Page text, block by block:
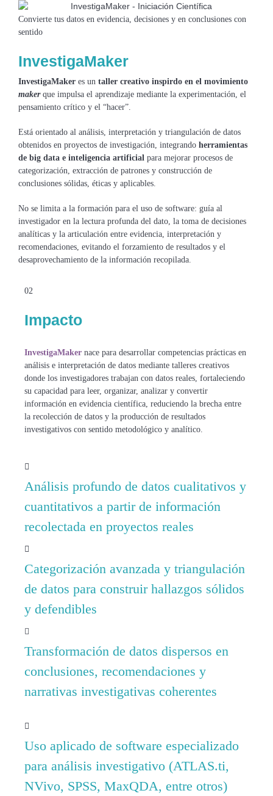
Convierte tus datos en evidencia, decisiones y en conclusiones con
sentido
InvestigaMaker
InvestigaMaker es un taller creativo inspirdo en el movimiento
makerque impulsa el aprendizaje mediante la experimentación, el
pensamiento crítico y el “hacer”.
Está orientado al análisis, interpretación y triangulación de datos
obtenidos en proyectos de investigación, integrando herramientas
de big data e inteligencia artificial para mejorar procesos de
categorización, extracción de patrones y construcción de
conclusiones sólidas, éticas y aplicables.
No se limita a la formación para el uso de software: guía al
investigador en la lectura profunda del dato, la toma de decisiones
analíticas y la articulación entre evidencia, interpretación y
recomendaciones, evitando el forzamiento de resultados y el
desaprovechamiento de la información recopilada.
02
Impacto
InvestigaMaker nace para desarrollar competencias prácticas en
análisis e interpretación de datos mediante talleres creativos
donde los investigadores trabajan con datos reales, fortaleciendo
su capacidad para leer, organizar, analizar y convertir
información en evidencia científica, reduciendo la brecha entre
la recolección de datos y la producción de resultados
investigativos con sentido metodológico y analítico.
Análisis profundo de datos cualitativos y
cuantitativos a partir de información
recolectada en proyectos reales
Categorización avanzada y triangulación
de datos para construir hallazgos sólidos
y defendibles
Transformación de datos dispersos en
conclusiones, recomendaciones y
narrativas investigativas coherentes
Uso aplicado de software especializado
para análisis investigativo (ATLAS.ti,
NVivo, SPSS, MaxQDA, entre otros)